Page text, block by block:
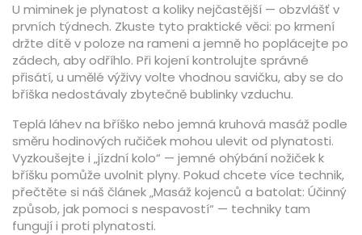
U miminek je plynatost a koliky nejčastější — obzvlášť v
prvních týdnech. Zkuste tyto praktické věci: po krmení
držte dítě v poloze na rameni a jemně ho poplácejte po
zádech, aby odříhlo. Při kojení kontrolujte správné
přisátí, u umělé výživy volte vhodnou savičku, aby se do
bříška nedostávaly zbytečně bublinky vzduchu.
Teplá láhev na bříško nebo jemná kruhová masáž podle
směru hodinových ručiček mohou ulevit od plynatosti.
Vyzkoušejte i „jízdní kolo“ — jemné ohýbání nožiček k
bříšku pomůže uvolnit plyny. Pokud chcete více technik,
přečtěte si náš článek „Masáž kojenců a batolat: Účinný
způsob, jak pomoci s nespavostí“ — techniky tam
fungují i proti plynatosti.